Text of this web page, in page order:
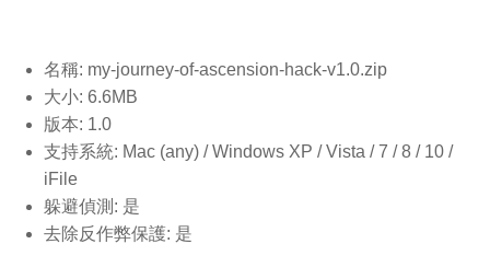
名稱: my-journey-of-ascension-hack-v1.0.zip
大小: 6.6MB
版本: 1.0
支持系統: Mac (any) / Windows XP / Vista / 7 / 8 / 10 /
iFile
躲避偵測: 是
去除反作弊保護: 是